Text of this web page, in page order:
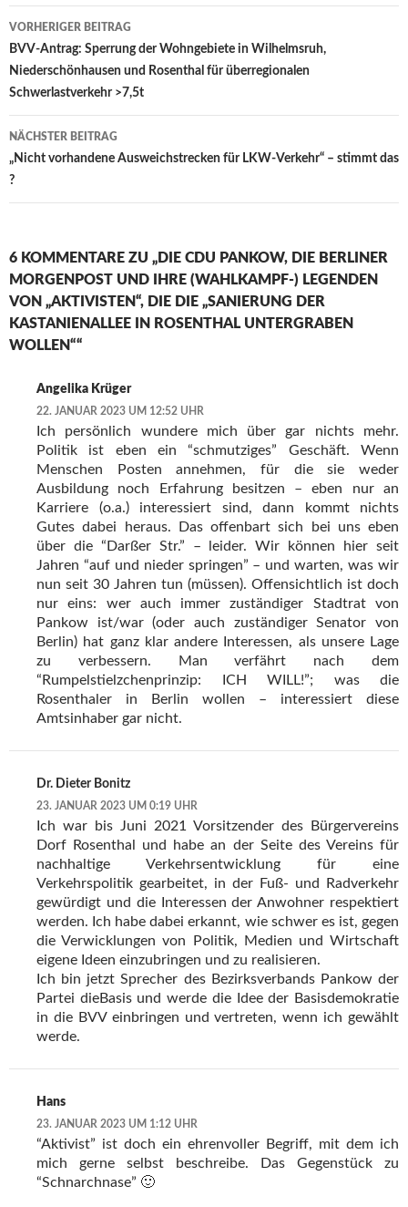
Beitragsnavigation
VORHERIGER BEITRAG
BVV-Antrag: Sperrung der Wohngebiete in Wilhelmsruh,
Niederschönhausen und Rosenthal für überregionalen
Schwerlastverkehr >7,5t
NÄCHSTER BEITRAG
„Nicht vorhandene Ausweichstrecken für LKW-Verkehr“ – stimmt das
?
6 KOMMENTARE ZU „DIE CDU PANKOW, DIE BERLINER
MORGENPOST UND IHRE (WAHLKAMPF-) LEGENDEN
VON „AKTIVISTEN“, DIE DIE „SANIERUNG DER
KASTANIENALLEE IN ROSENTHAL UNTERGRABEN
WOLLEN““
Angelika Krüger
22. JANUAR 2023 UM 12:52 UHR
Ich persönlich wundere mich über gar nichts mehr.
Politik ist eben ein “schmutziges” Geschäft. Wenn
Menschen Posten annehmen, für die sie weder
Ausbildung noch Erfahrung besitzen – eben nur an
Karriere (o.a.) interessiert sind, dann kommt nichts
Gutes dabei heraus. Das offenbart sich bei uns eben
über die “Darßer Str.” – leider. Wir können hier seit
Jahren “auf und nieder springen” – und warten, was wir
nun seit 30 Jahren tun (müssen). Offensichtlich ist doch
nur eins: wer auch immer zuständiger Stadtrat von
Pankow ist/war (oder auch zuständiger Senator von
Berlin) hat ganz klar andere Interessen, als unsere Lage
zu verbessern. Man verfährt nach dem
“Rumpelstielzchenprinzip: ICH WILL!”; was die
Rosenthaler in Berlin wollen – interessiert diese
Amtsinhaber gar nicht.
Dr. Dieter Bonitz
23. JANUAR 2023 UM 0:19 UHR
Ich war bis Juni 2021 Vorsitzender des Bürgervereins
Dorf Rosenthal und habe an der Seite des Vereins für
nachhaltige Verkehrsentwicklung für eine
Verkehrspolitik gearbeitet, in der Fuß- und Radverkehr
gewürdigt und die Interessen der Anwohner respektiert
werden. Ich habe dabei erkannt, wie schwer es ist, gegen
die Verwicklungen von Politik, Medien und Wirtschaft
eigene Ideen einzubringen und zu realisieren.
Ich bin jetzt Sprecher des Bezirksverbands Pankow der
Partei dieBasis und werde die Idee der Basisdemokratie
in die BVV einbringen und vertreten, wenn ich gewählt
werde.
Hans
23. JANUAR 2023 UM 1:12 UHR
“Aktivist” ist doch ein ehrenvoller Begriff, mit dem ich
mich gerne selbst beschreibe. Das Gegenstück zu
“Schnarchnase” 🙂